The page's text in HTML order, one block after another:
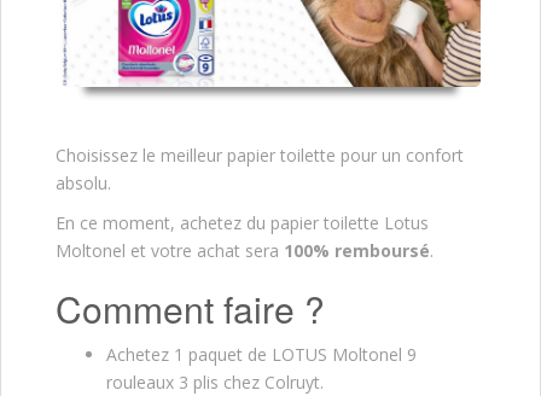
Choisissez le meilleur papier toilette pour un confort
absolu.
En ce moment, achetez du papier toilette Lotus
Moltonel et votre achat sera 100% remboursé.
Comment faire ?
Achetez 1 paquet de LOTUS Moltonel 9
rouleaux 3 plis chez Colruyt.